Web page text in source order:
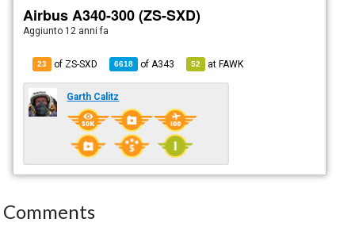
Airbus A340-300 (ZS-SXD)
Aggiunto 12 anni fa
23 of ZS-SXD 6618 of A343 52 atFAWK
Garth Calitz
Comments